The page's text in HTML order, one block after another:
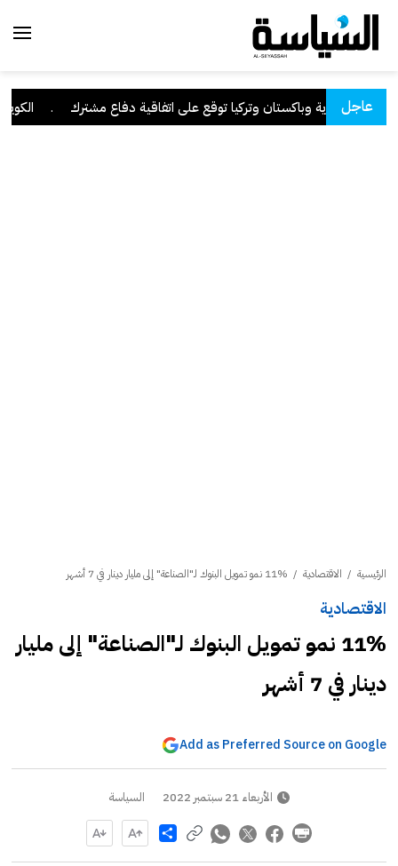
عاجل
السعودية وباكستان وتركيا توقع على اتفاقية دفاع مشترك . الكويت
الرئيسية / الاقتصادية / 11% نمو تمويل البنوك لـ"الصناعة" إلى مليار دينار في 7 أشهر
الاقتصادية
11% نمو تمويل البنوك لـ"الصناعة" إلى مليار
دينار في 7 أشهر
Add as Preferred Source on Google
الأربعاء 21 سبتمبر 2022 السياسة
Share